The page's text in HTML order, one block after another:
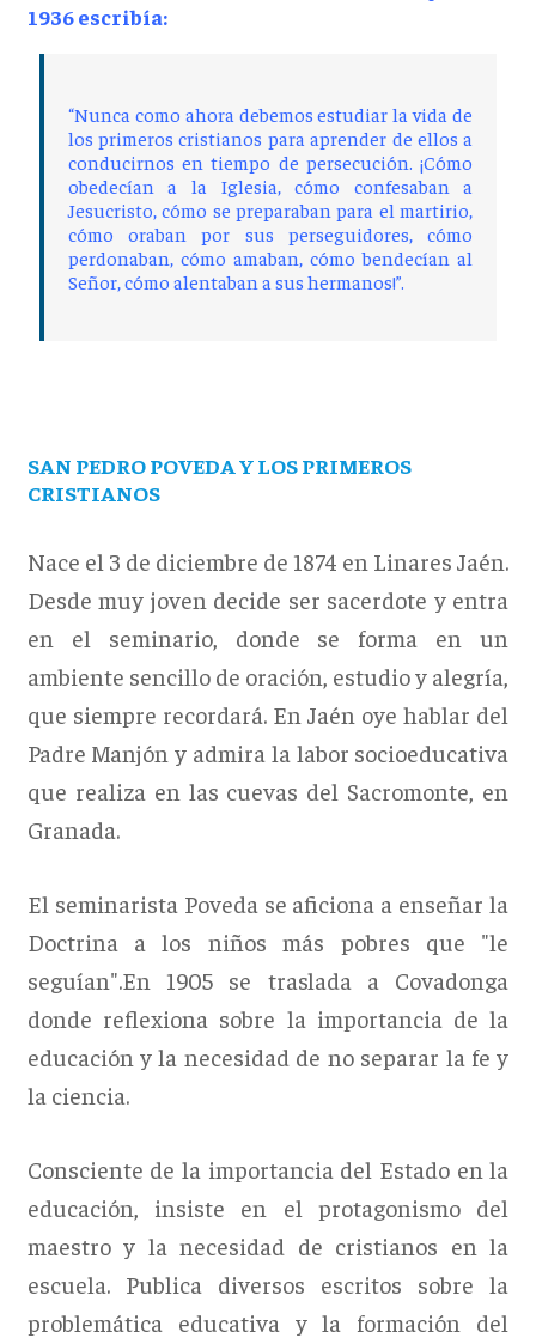
1936 escribía:
“Nunca como ahora debemos estudiar la vida de
los primeros cristianos para aprender de ellos a
conducirnos en tiempo de persecución. ¡Cómo
obedecían a la Iglesia, cómo confesaban a
Jesucristo, cómo se preparaban para el martirio,
cómo oraban por sus perseguidores, cómo
perdonaban, cómo amaban, cómo bendecían al
Señor, cómo alentaban a sus hermanos!”.
SAN PEDRO POVEDA Y LOS PRIMEROS
CRISTIANOS
Nace el 3 de diciembre de 1874 en Linares Jaén.
Desde muy joven decide ser sacerdote y entra
en el seminario, donde se forma en un
ambiente sencillo de oración, estudio y alegría,
que siempre recordará. En Jaén oye hablar del
Padre Manjón y admira la labor socioeducativa
que realiza en las cuevas del Sacromonte, en
Granada.
El seminarista Poveda se aficiona a enseñar la
Doctrina a los niños más pobres que "le
seguían".En 1905 se traslada a Covadonga
donde reflexiona sobre la importancia de la
educación y la necesidad de no separar la fe y
la ciencia.
Consciente de la importancia del Estado en la
educación, insiste en el protagonismo del
maestro y la necesidad de cristianos en la
escuela. Publica diversos escritos sobre la
problemática educativa y la formación del